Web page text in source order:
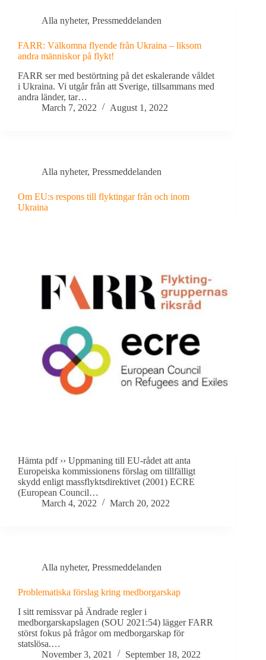
Alla nyheter, Pressmeddelanden
FARR: Välkomna flyende från Ukraina – liksom
andra människor på flykt!
FARR ser med bestörtning på det eskalerande våldet
i Ukraina. Vi utgår från att Sverige, tillsammans med
andra länder, tar…
March 7, 2022
August 1, 2022
Alla nyheter, Pressmeddelanden
Om EU:s respons till flyktingar från och inom
Ukraina
Hämta pdf ›› Uppmaning till EU-rådet att anta
Europeiska kommissionens förslag om tillfälligt
skydd enligt massflyktsdirektivet (2001) ECRE
(European Council…
March 4, 2022
March 20, 2022
Alla nyheter, Pressmeddelanden
Problematiska förslag kring medborgarskap
I sitt remissvar på Ändrade regler i
medborgarskapslagen (SOU 2021:54) lägger FARR
störst fokus på frågor om medborgarskap för
statslösa.…
November 3, 2021
September 18, 2022